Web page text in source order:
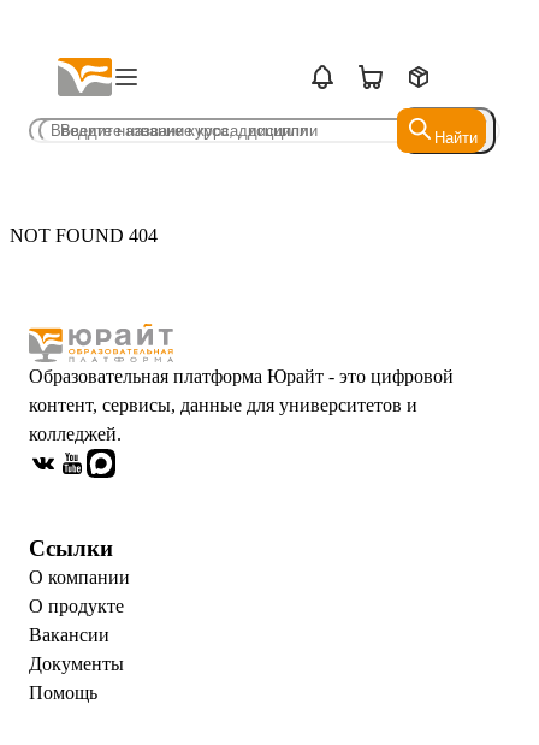
Найти
Найти
NOT FOUND 404
Образовательная платформа Юрайт - это цифровой
контент, сервисы, данные для университетов и
колледжей.
Ссылки
О компании
О продукте
Вакансии
Документы
Помощь